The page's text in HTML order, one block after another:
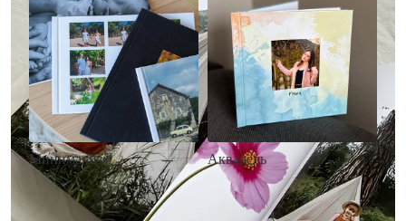
Минимализм
• Без декора
• Выбор цвета фона
Акварель
• Декор в стиле
акварельных красок